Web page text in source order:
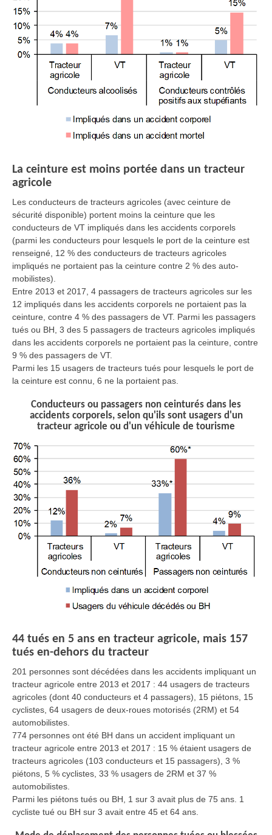
La ceinture est moins portée dans un tracteur
agricole
Les conducteurs de tracteurs agricoles (avec ceinture de
sécurité disponible) portent moins la ceinture que les
conducteurs de VT impliqués dans les accidents corporels
(parmi les conducteurs pour lesquels le port de la ceinture est
renseigné, 12 % des conducteurs de tracteurs agricoles
impliqués ne portaient pas la ceinture contre 2 % des auto-
mobilistes).
Entre 2013 et 2017, 4 passagers de tracteurs agricoles sur les
12 impliqués dans les accidents corporels ne portaient pas la
ceinture, contre 4 % des passagers de VT. Parmi les passagers
tués ou BH, 3 des 5 passagers de tracteurs agricoles impliqués
dans les accidents corporels ne portaient pas la ceinture, contre
9 % des passagers de VT.
Parmi les 15 usagers de tracteurs tués pour lesquels le port de
la ceinture est connu, 6 ne la portaient pas.
Conducteurs ou passagers non ceinturés dans les
accidents corporels, selon qu'ils sont usagers d'un
tracteur agricole ou d'un véhicule de tourisme
44 tués en 5 ans en tracteur agricole, mais 157
tués en-dehors du tracteur
201 personnes sont décédées dans les accidents impliquant un
tracteur agricole entre 2013 et 2017 : 44 usagers de tracteurs
agricoles (dont 40 conducteurs et 4 passagers), 15 piétons, 15
cyclistes, 64 usagers de deux-roues motorisés (2RM) et 54
automobilistes.
774 personnes ont été BH dans un accident impliquant un
tracteur agricole entre 2013 et 2017 : 15 % étaient usagers de
tracteurs agricoles (103 conducteurs et 15 passagers), 3 %
piétons, 5 % cyclistes, 33 % usagers de 2RM et 37 %
automobilistes.
Parmi les piétons tués ou BH, 1 sur 3 avait plus de 75 ans. 1
cycliste tué ou BH sur 3 avait entre 45 et 64 ans.